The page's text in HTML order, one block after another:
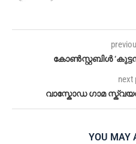
കോൺസ്റ്റബിൾ
next
വാസ്കോഡ ഗാമ
YOU MAY